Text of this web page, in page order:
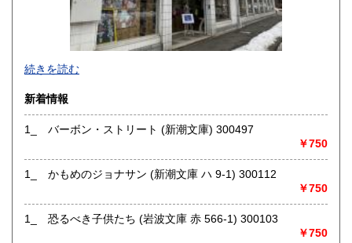
185円
続きを読む
新着情報
1_ バーボン・ストリート (新潮文庫) 300497
￥750
1_ かもめのジョナサン (新潮文庫 ハ 9-1) 300112
￥750
1_ 恐るべき子供たち (岩波文庫 赤 566-1) 300103
￥750